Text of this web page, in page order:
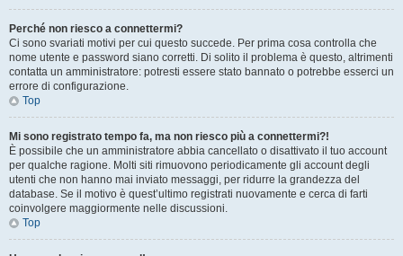
Perché non riesco a connettermi?
Ci sono svariati motivi per cui questo succede. Per prima cosa controlla che
nome utente e password siano corretti. Di solito il problema è questo, altrimenti
contatta un amministratore: potresti essere stato bannato o potrebbe esserci un
errore di configurazione.
Top
Mi sono registrato tempo fa, ma non riesco più a connettermi?!
È possibile che un amministratore abbia cancellato o disattivato il tuo account
per qualche ragione. Molti siti rimuovono periodicamente gli account degli
utenti che non hanno mai inviato messaggi, per ridurre la grandezza del
database. Se il motivo è quest’ultimo registrati nuovamente e cerca di farti
coinvolgere maggiormente nelle discussioni.
Top